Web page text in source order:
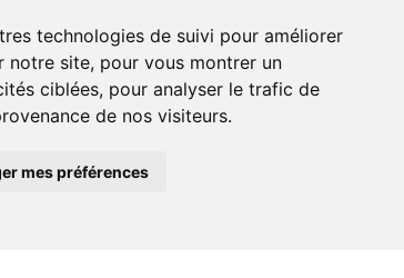
technologies de suivi pour améliorer
site, pour vous montrer un
ciblées, pour analyser le trafic de
de nos visiteurs.
mes préférences